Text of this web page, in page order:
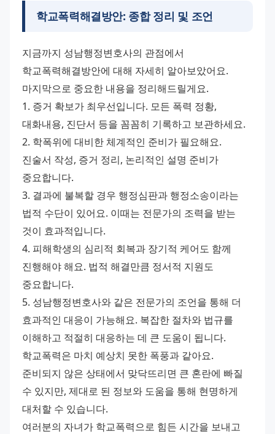
학교폭력해결방안: 종합 정리 및 조언
지금까지 성남행정변호사의 관점에서
학교폭력해결방안에 대해 자세히 알아보았어요.
마지막으로 중요한 내용을 정리해드릴게요.
1. 증거 확보가 최우선입니다. 모든 폭력 정황,
대화내용, 진단서 등을 꼼꼼히 기록하고 보관하세요.
2. 학폭위에 대비한 체계적인 준비가 필요해요.
진술서 작성, 증거 정리, 논리적인 설명 준비가
중요합니다.
3. 결과에 불복할 경우 행정심판과 행정소송이라는
법적 수단이 있어요. 이때는 전문가의 조력을 받는
것이 효과적입니다.
4. 피해학생의 심리적 회복과 장기적 케어도 함께
진행해야 해요. 법적 해결만큼 정서적 지원도
중요합니다.
5. 성남행정변호사와 같은 전문가의 조언을 통해 더
효과적인 대응이 가능해요. 복잡한 절차와 법규를
이해하고 적절히 대응하는 데 큰 도움이 됩니다.
학교폭력은 마치 예상치 못한 폭풍과 같아요.
준비되지 않은 상태에서 맞닥뜨리면 큰 혼란에 빠질
수 있지만, 제대로 된 정보와 도움을 통해 현명하게
대처할 수 있습니다.
여러분의 자녀가 학교폭력으로 힘든 시간을 보내고